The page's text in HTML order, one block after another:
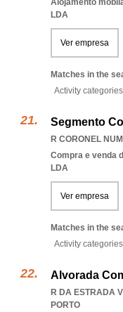
Alojamento
LDA
Ver empresa
Matches in the
Activity
Segmento
R CORONEL
Compra e venda
LDA
Ver empresa
Matches in the
Activity
Alvorada
R DA ESTRADA
PORTO